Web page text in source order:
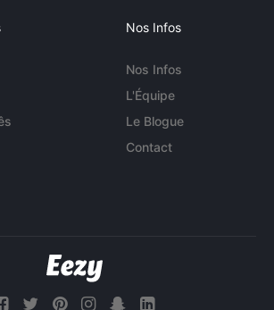
Nos Infos
Nos Infos
L'Équipe
Le Blogue
Contact